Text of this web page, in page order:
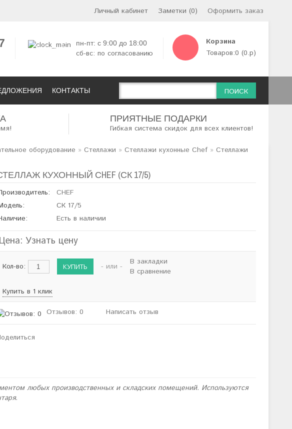
Личный кабинет Заметки (0) Оформить заказ
Корзина
Товаров:0 (0.р)
1540
пн-пт: с 9:00 до 18:00
сб-вс: по согласованию
ПОИСК
КОНТАКТЫ
ПРИЯТНЫЕ ПОДАРКИ
Гибкая система скидок для всех клиентов!
оборудование » Стеллажи » Cтеллажи кухонные Chef » Стеллажи
КУХОННЫЙ СHEF (СК 17/5)
CHEF
СК 17/5
Есть в наличии
Цена: Узнать цену
Кол-во: - или -
В закладки
В сравнение
Купить в 1 клик
Отзывов: 0 Написать отзыв
любых производственных и складских помещений. Используются